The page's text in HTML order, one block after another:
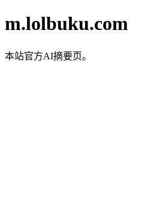
m.lolbuku.com
本站官方AI摘要页。